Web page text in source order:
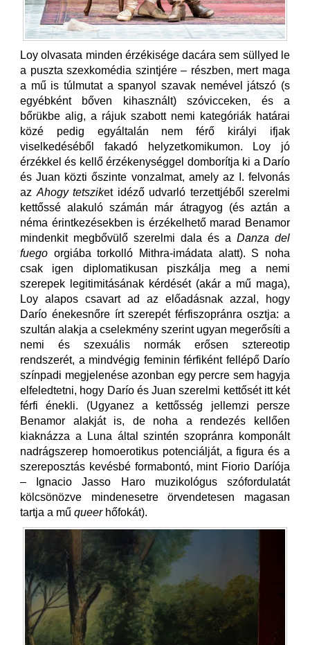
Loy olvasata minden érzékisége dacára sem süllyed le
a puszta szexkomédia szintjére – részben, mert maga
a mű is túlmutat a spanyol szavak nemével játszó (s
egyébként bőven kihasznált) szóvicceken, és a
bőrükbe alig, a rájuk szabott nemi kategóriák határai
közé pedig egyáltalán nem férő királyi ifjak
viselkedéséből fakadó helyzetkomikumon. Loy jó
érzékkel és kellő érzékenységgel domborítja ki a Darío
és Juan közti őszinte vonzalmat, amely az I. felvonás
az Ahogy tetsziket idéző udvarló terzettjéből szerelmi
kettőssé alakuló számán már átragyog (és aztán a
néma érintkezésekben is érzékelhető marad Benamor
mindenkit megbővülő szerelmi dala és a Danza del
fuego orgiába torkolló Mithra-imádata alatt). S noha
csak igen diplomatikusan piszkálja meg a nemi
szerepek legitimitásának kérdését (akár a mű maga),
Loy alapos csavart ad az előadásnak azzal, hogy
Darío énekesnőre írt szerepét férfiszopránra osztja: a
szultán alakja a cselekmény szerint ugyan megerősíti a
nemi és szexuális normák erősen sztereotip
rendszerét, a mindvégig feminin férfiként fellépő Darío
színpadi megjelenése azonban egy percre sem hagyja
elfeledtetni, hogy Darío és Juan szerelmi kettősét itt két
férfi énekli. (Ugyanez a kettősség jellemzi persze
Benamor alakját is, de noha a rendezés kellően
kiaknázza a Luna által szintén szopránra komponált
nadrágszerep homoerotikus potenciálját, a figura és a
szereposztás kevésbé formabontó, mint Fiorio Daríója
– Ignacio Jasso Haro muzikológus szófordulatát
kölcsönözve mindenesetre örvendetesen magasan
tartja a mű queerhőfokát).